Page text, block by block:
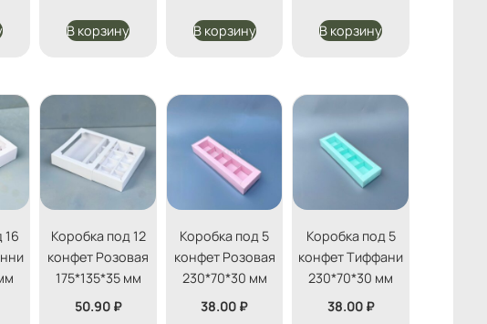
В корзину В корзину В корзину
16
Коробка под 12
конфет Розовая
175*135*35 мм
50.90 ₽
Коробка под 5
конфет Розовая
230*70*30 мм
38.00 ₽
Коробка под 5
конфет Тиффани
230*70*30 мм
38.00 ₽